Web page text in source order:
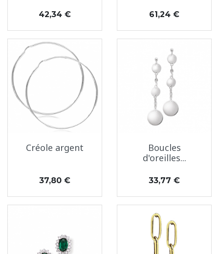
Prix
42,34 € Prix
61,24 €
Créole argent
Prix
37,80 €
Boucles
d'oreilles...
Prix
33,77 €